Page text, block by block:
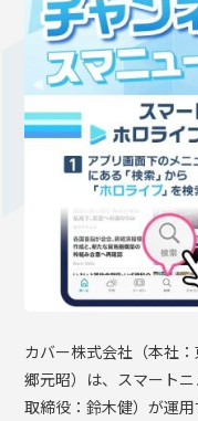
プライバシーポリシー
未成年の方々へのお願
二次創作ガイドライン
よくある質問
サポーターガイドライン
カバー株式会社（本社
郷元昭）は、スマート
取締役：鈴木健）が運